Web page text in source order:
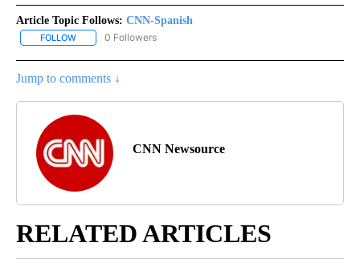
Article Topic Follows: CNN-Spanish
FOLLOW FOLLOW "CNN-SPANISH" TO RECEIVE NOTIFICATIONS ABOUT
0 Followers
Jump to comments ↓
CNN Newsource
RELATED ARTICLES